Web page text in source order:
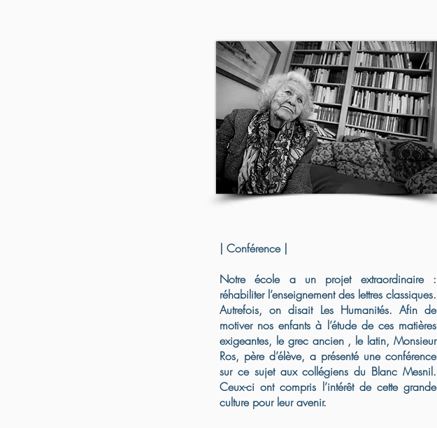
| Conférence |
Notre école a un projet extraordinaire :
réhabiliter l’enseignement des lettres classiques.
Autrefois, on disait Les Humanités. Afin de
motiver nos enfants à l’étude de ces matières
exigeantes, le grec ancien , le latin, Monsieur
Ros, père d’élève, a présenté une conférence
sur ce sujet aux collégiens du Blanc Mesnil.
Ceux-ci ont compris l’intérêt de cette grande
culture pour leur avenir.